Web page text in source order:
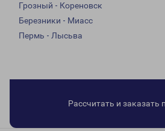
Грозный - Кореновск
Березники - Миасс
Пермь - Лысьва
Рассчитать и заказать